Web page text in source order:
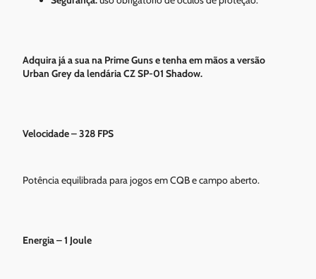
Adquira já a sua na Prime Guns e tenha em mãos a versão
Urban Grey da lendária CZ SP-01 Shadow.
Velocidade – 328 FPS
Potência equilibrada para jogos em CQB e campo aberto.
Energia – 1 Joule